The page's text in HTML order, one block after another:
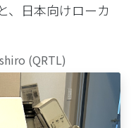
、日本向けローカ
(QRTL)